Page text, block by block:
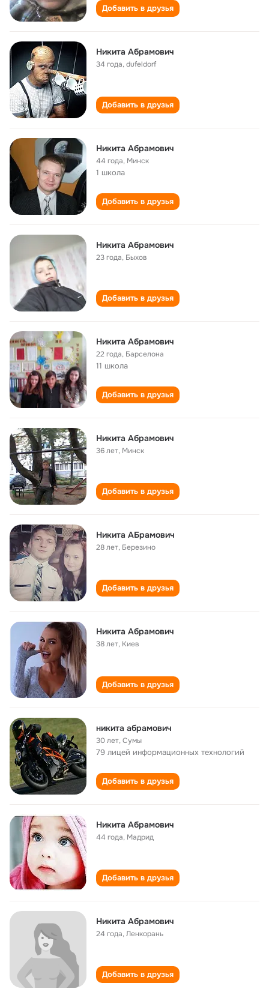
Добавить в друзья
Никита Абрамович
34 года,dufeldorf
Добавить в друзья
Никита Абрамович
44 года, Минск
1 школа
Добавить в друзья
Никита Абрамович
23 года, Быхов
Добавить в друзья
Никита Абрамович
22 года, Барселона
11 школа
Добавить в друзья
Никита Абрамович
36 лет, Минск
Добавить в друзья
Никита АБрамович
28 лет, Березино
Добавить в друзья
Никита Абрамович
38 лет, Киев
Добавить в друзья
никита абрамович
30 лет,Сумы
79 лицей информационных технологий
Добавить в друзья
Никита Абрамович
44 года, Мадрид
Добавить в друзья
Никита Абрамович
24 года,Ленкорань
Добавить в друзья